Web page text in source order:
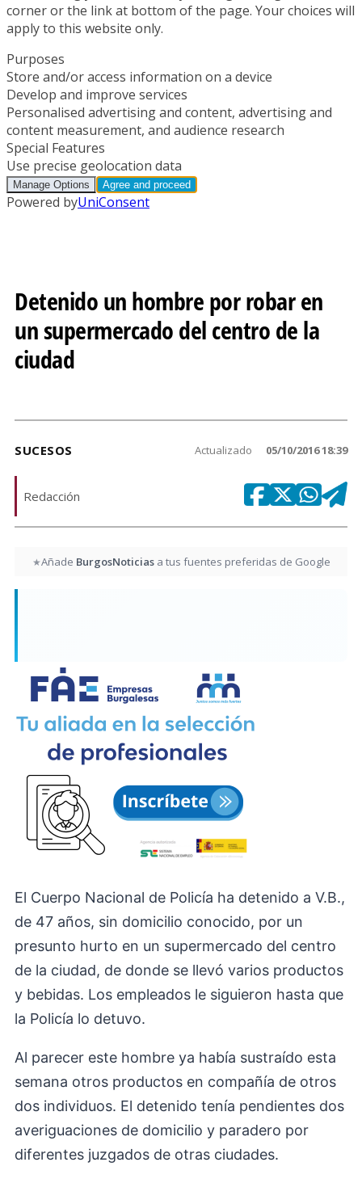
Detenido un hombre por robar en
un supermercado del centro de la
ciudad
SUCESOS Actualizado 05/10/2016 18:39
Redacción
★Añade BurgosNoticiasa tus fuentes preferidas de Google
El Cuerpo Nacional de Policía ha detenido a V.B.,
de 47 años, sin domicilio conocido, por un
presunto hurto en un supermercado del centro
de la ciudad, de donde se llevó varios productos
y bebidas. Los empleados le siguieron hasta que
la Policía lo detuvo.
Al parecer este hombre ya había sustraído esta
semana otros productos en compañía de otros
dos individuos. El detenido tenía pendientes dos
averiguaciones de domicilio y paradero por
diferentes juzgados de otras ciudades.